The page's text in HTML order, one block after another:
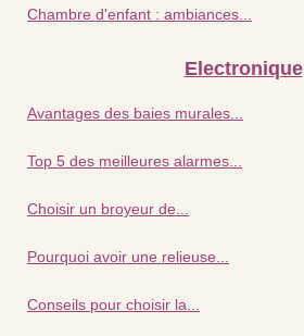
Chambre d'enfant : ambiances...
Electronique
Avantages des baies murales...
Top 5 des meilleures alarmes...
Choisir un broyeur de...
Pourquoi avoir une relieuse...
Conseils pour choisir la...